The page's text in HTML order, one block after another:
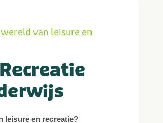
van leisure en
leisure en recreatie?